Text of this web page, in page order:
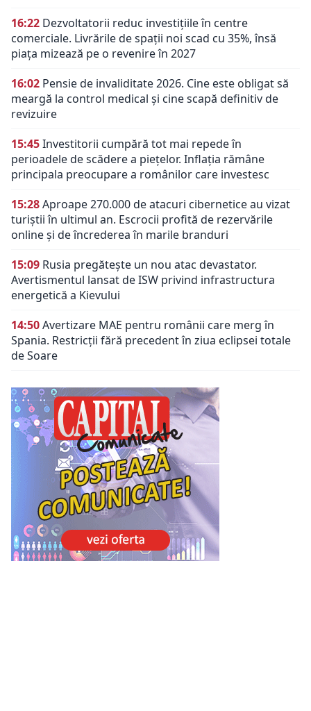
16:22 Dezvoltatorii reduc investițiile în centre
comerciale. Livrările de spații noi scad cu 35%, însă
piața mizează pe o revenire în 2027
16:02 Pensie de invaliditate 2026. Cine este obligat să
meargă la control medical și cine scapă definitiv de
revizuire
15:45Investitorii cumpără tot mai repede în
perioadele de scădere a piețelor. Inflația rămâne
principala preocupare a românilor care investesc
15:28Aproape 270.000 de atacuri cibernetice au vizat
turiștii în ultimul an. Escrocii profită de rezervările
online și de încrederea în marile branduri
15:09 Rusia pregătește un nou atac devastator.
Avertismentul lansat de ISW privind infrastructura
energetică a Kievului
14:50Avertizare MAE pentru românii care merg în
Spania. Restricții fără precedent în ziua eclipsei totale
de Soare